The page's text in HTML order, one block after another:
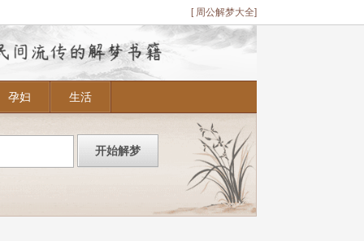
[ 周公解梦大全]
孕妇 生活